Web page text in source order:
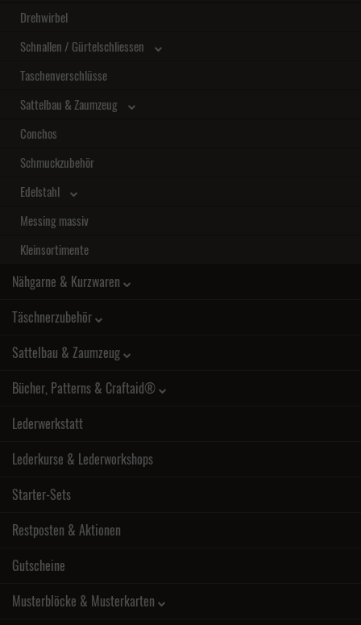
Drehwirbel
Schnallen / Gürtelschliessen
Taschenverschlüsse
Sattelbau & Zaumzeug
Conchos
Schmuckzubehör
Edelstahl
Messing massiv
Kleinsortimente
Nähgarne & Kurzwaren
Täschnerzubehör
Sattelbau & Zaumzeug
Bücher, Patterns & Craftaid®
Lederwerkstatt
Lederkurse & Lederworkshops
Starter-Sets
Restposten & Aktionen
Gutscheine
Musterblöcke & Musterkarten